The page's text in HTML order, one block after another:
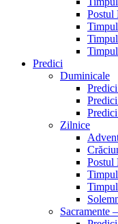
Postul
Predici
Duminicale
Zilnice
Postul
Sacramente